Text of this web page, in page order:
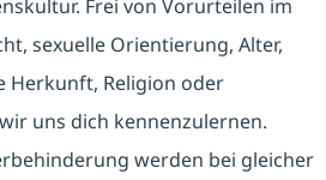
Frei von Vorurteilen im
sexuelle Orientierung, Alter,
Herkunft, Religion oder
uns dich kennenzulernen.
werden bei gleicher